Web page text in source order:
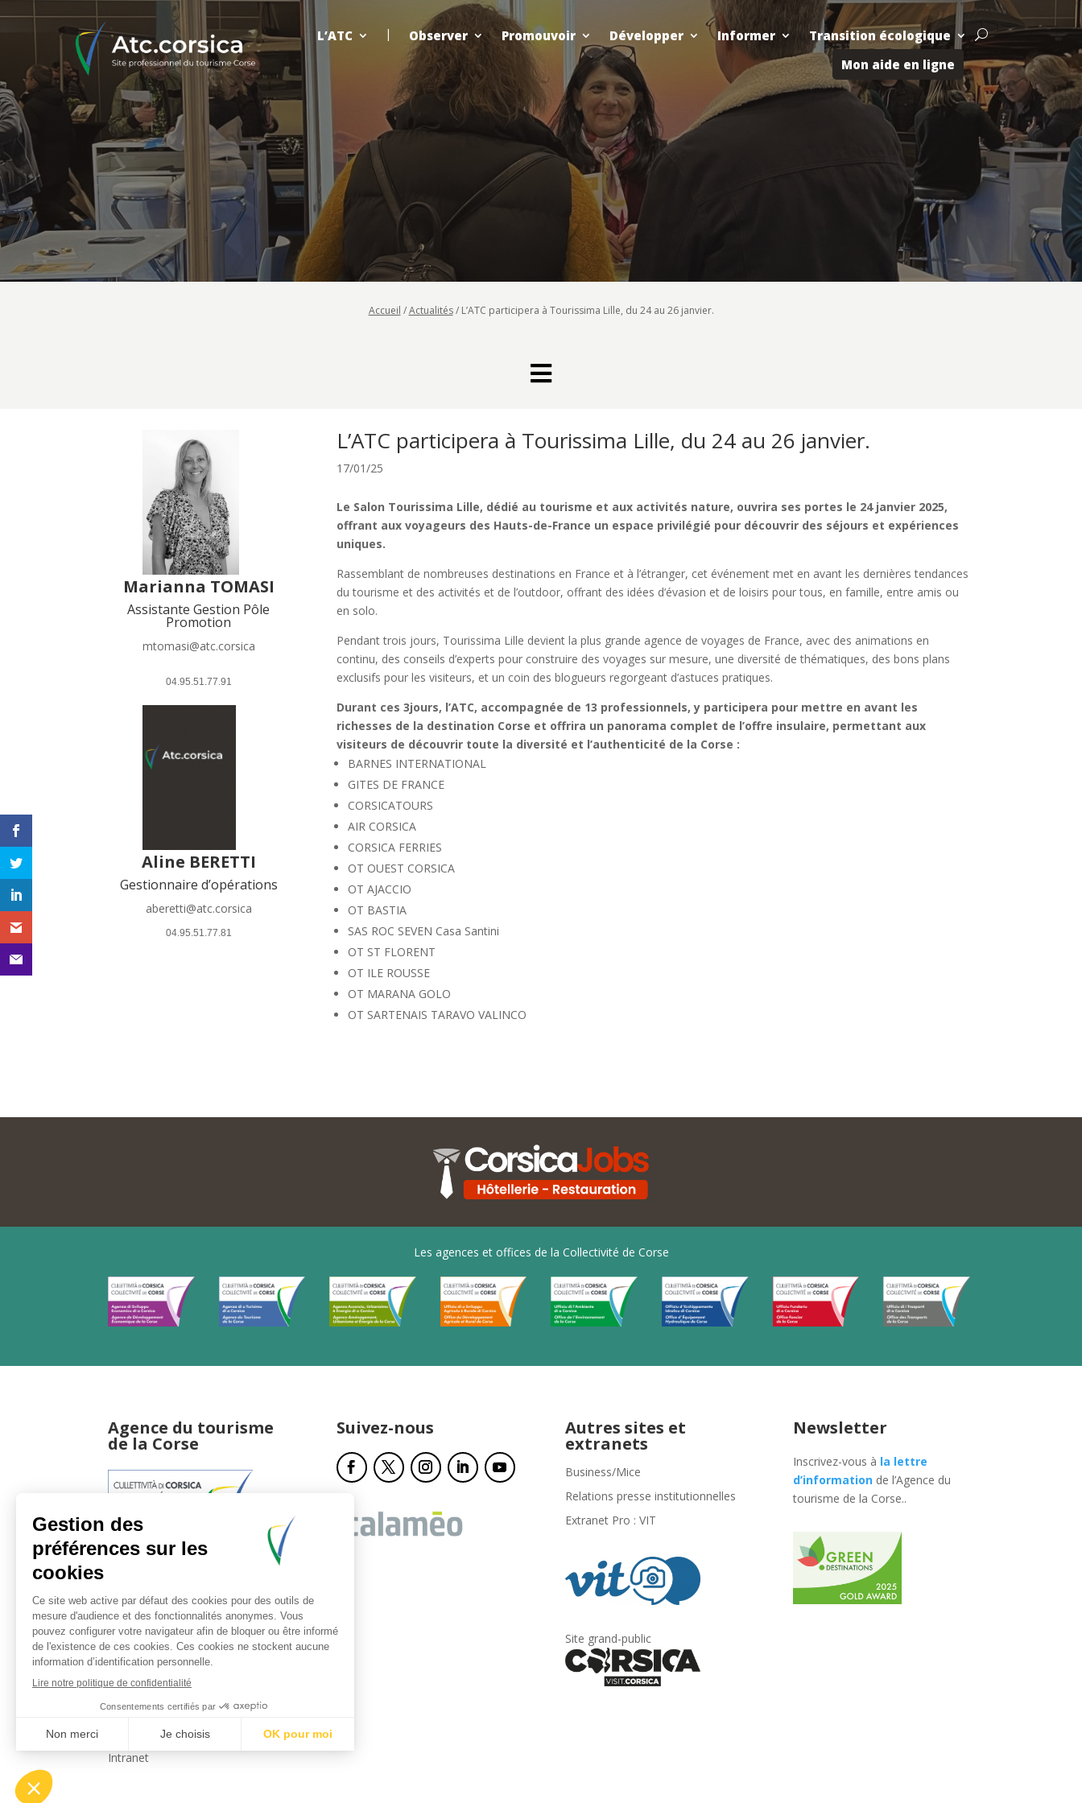
L’ATC Observer Promouvoir Développer Informer
Transition écologique
Mon aide en ligne
U
Accueil /Actualités/ L’ATC participera à Tourissima Lille, du 24 au 26 janvier.

Marianna TOMASI
Assistante Gestion Pôle
Promotion
mtomasi@atc.corsica
04.95.51.77.91
Aline BERETTI
Gestionnaire d’opérations
aberetti@atc.corsica
04.95.51.77.81
L’ATC participera à Tourissima Lille, du 24 au 26 janvier.
17/01/25
Le Salon Tourissima Lille, dédié au tourisme et aux activités nature, ouvrira ses portes le 24 janvier 2025,
offrant aux voyageurs des Hauts-de-France un espace privilégié pour découvrir des séjours et expériences
uniques.
Rassemblant de nombreuses destinations en France et à l’étranger, cet événement met en avant les dernières tendances
du tourisme et des activités et de l’outdoor, offrant des idées d’évasion et de loisirs pour tous, en famille, entre amis ou
en solo.
Pendant trois jours, Tourissima Lille devient la plus grande agence de voyages de France, avec des animations en
continu, des conseils d’experts pour construire des voyages sur mesure, une diversité de thématiques, des bons plans
exclusifs pour les visiteurs, et un coin des blogueurs regorgeant d’astuces pratiques.
Durant ces 3jours, l’ATC, accompagnée de 13 professionnels, y participera pour mettre en avant les
richesses de la destination Corse et offrira un panorama complet de l’offre insulaire, permettant aux
visiteurs de découvrir toute la diversité et l’authenticité de la Corse :
BARNES INTERNATIONAL
GITES DE FRANCE
CORSICATOURS
AIR CORSICA
CORSICA FERRIES
OT OUEST CORSICA
OT AJACCIO
OT BASTIA
SAS ROC SEVEN Casa Santini
OT ST FLORENT
OT ILE ROUSSE
OT MARANA GOLO
OT SARTENAIS TARAVO VALINCO
Les agences et offices de la Collectivité de Corse
Agence du tourisme
de la Corse
20181 Ajaccio Cedex 01
T : 04 95 51 77 77
Accueil et horaires
Nous contacter
Politique de confidentialité
Mentions légales
Intranet
Suivez-nous Autres sites et
extranets
Business/Mice
Relations presse institutionnelles
Extranet Pro : VIT
Site grand-public
Newsletter
Inscrivez-vous à la lettre
d’information de l’Agence du
tourisme de la Corse..